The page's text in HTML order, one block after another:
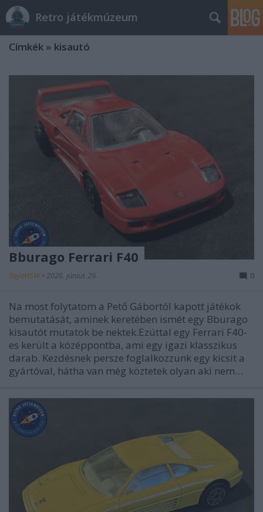
Retro játékmúzeum
Címkék » kisautó
Bburago Ferrari F40
ToyaHSW • 2026. június 29. 0
Na most folytatom a Pető Gábortól kapott játékok
bemutatását, aminek keretében ismét egy Bburago
kisautót mutatok be nektek.Ezúttal egy Ferrari F40-
es került a középpontba, ami egy igazi klasszikus
darab. Kezdésnek persze foglalkozzunk egy kicsit a
gyártóval, hátha van még köztetek olyan aki nem…